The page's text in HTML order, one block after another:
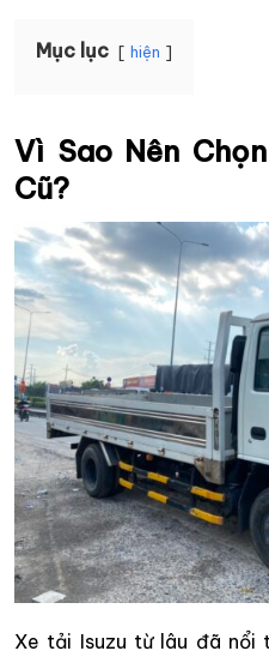
Mục lục hiện
Vì Sao Nên
Cũ?
Xe tải Isuzu từ lâu đã nổi